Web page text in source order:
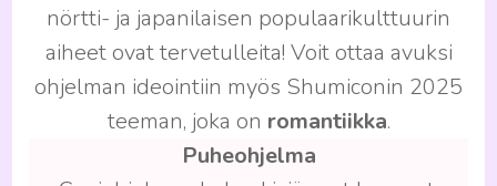
nörtti- ja japanilaisen populaarikulttuurin
aiheet ovat tervetulleita! Voit ottaa avuksi
ohjelman ideointiin myös Shumiconin 2025
teeman, joka on romantiikka.
Puheohjelma